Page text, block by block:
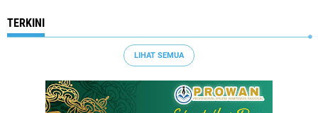
TERKINI
LIHAT SEMUA